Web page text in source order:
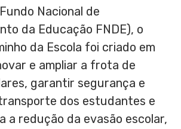
Nacional de
da Educação FNDE), o
da Escola foi criado em
e ampliar a frota de
garantir segurança e
dos estudantes e
a redução da evasão escolar,